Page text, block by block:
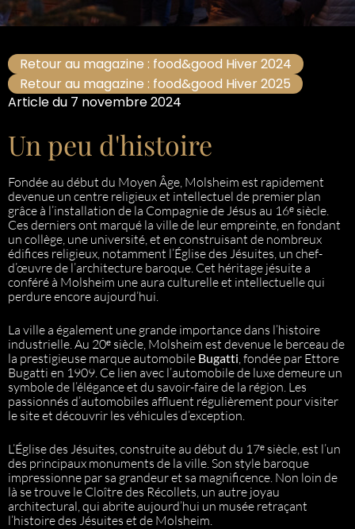
Retour au magazine : food&good Hiver 2024
Retour au magazine : food&good Hiver 2025
Article du 7 novembre 2024
Un peu d'histoire
Fondée au début du Moyen Âge, Molsheim est rapidement
devenue un centre religieux et intellectuel de premier plan
grâce à l’installation de la Compagnie de Jésus au 16ᵉ siècle.
Ces derniers ont marqué la ville de leur empreinte, en fondant
un collège, une université, et en construisant de nombreux
édifices religieux, notamment l’Église des Jésuites, un chef-
d’œuvre de l’architecture baroque. Cet héritage jésuite a
conféré à Molsheim une aura culturelle et intellectuelle qui
perdure encore aujourd’hui.
La ville a également une grande importance dans l’histoire
industrielle. Au 20ᵉ siècle, Molsheim est devenue le berceau de
la prestigieuse marque automobile Bugatti, fondée par Ettore
Bugatti en 1909. Ce lien avec l’automobile de luxe demeure un
symbole de l’élégance et du savoir-faire de la région. Les
passionnés d’automobiles affluent régulièrement pour visiter
le site et découvrir les véhicules d’exception.
L’Église des Jésuites, construite au début du 17ᵉ siècle, est l’un
des principaux monuments de la ville. Son style baroque
impressionne par sa grandeur et sa magnificence. Non loin de
là se trouve le Cloître des Récollets, un autre joyau
architectural, qui abrite aujourd’hui un musée retraçant
l’histoire des Jésuites et de Molsheim.